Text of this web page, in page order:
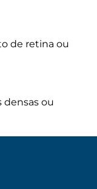
de retina ou
densas ou